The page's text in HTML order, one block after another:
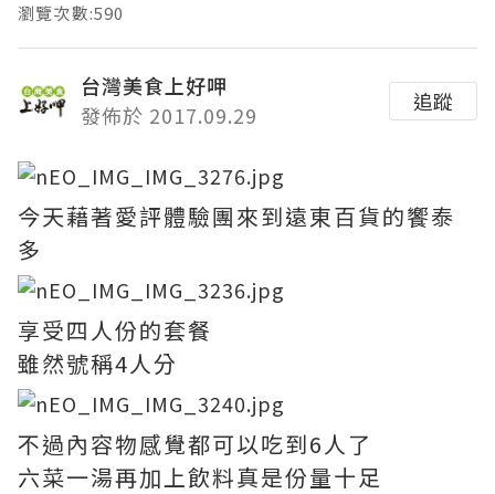
瀏覽次數:590
台灣美食上好呷
發佈於 2017.09.29
追蹤
今天藉著愛評體驗團來到遠東百貨的饗泰
多
享受四人份的套餐
雖然號稱4人分
不過內容物感覺都可以吃到6人了
六菜一湯再加上飲料真是份量十足